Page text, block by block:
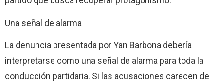
Una señal de alarma
La denuncia presentada por Yan Barbona debería
interpretarse como una señal de alarma para toda la
conducción partidaria. Si las acusaciones carecen de